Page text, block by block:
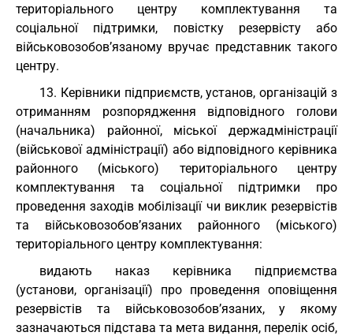
територіального центру комплектування та
соціальної підтримки, повістку резервісту або
військовозобов’язаному вручає представник такого
центру.
13. Керівники підприємств, установ, організацій з
отриманням розпорядження відповідного голови
(начальника) районної, міської держадміністрації
(військової адміністрації) або відповідного керівника
районного (міського) територіального центру
комплектування та соціальної підтримки про
проведення заходів мобілізації чи виклик резервістів
та військовозобов’язаних районного (міського)
територіального центру комплектування:
видають наказ керівника підприємства
(установи, організації) про проведення оповіщення
резервістів та військовозобов’язаних, у якому
зазначаються підстава та мета видання, перелік осіб,